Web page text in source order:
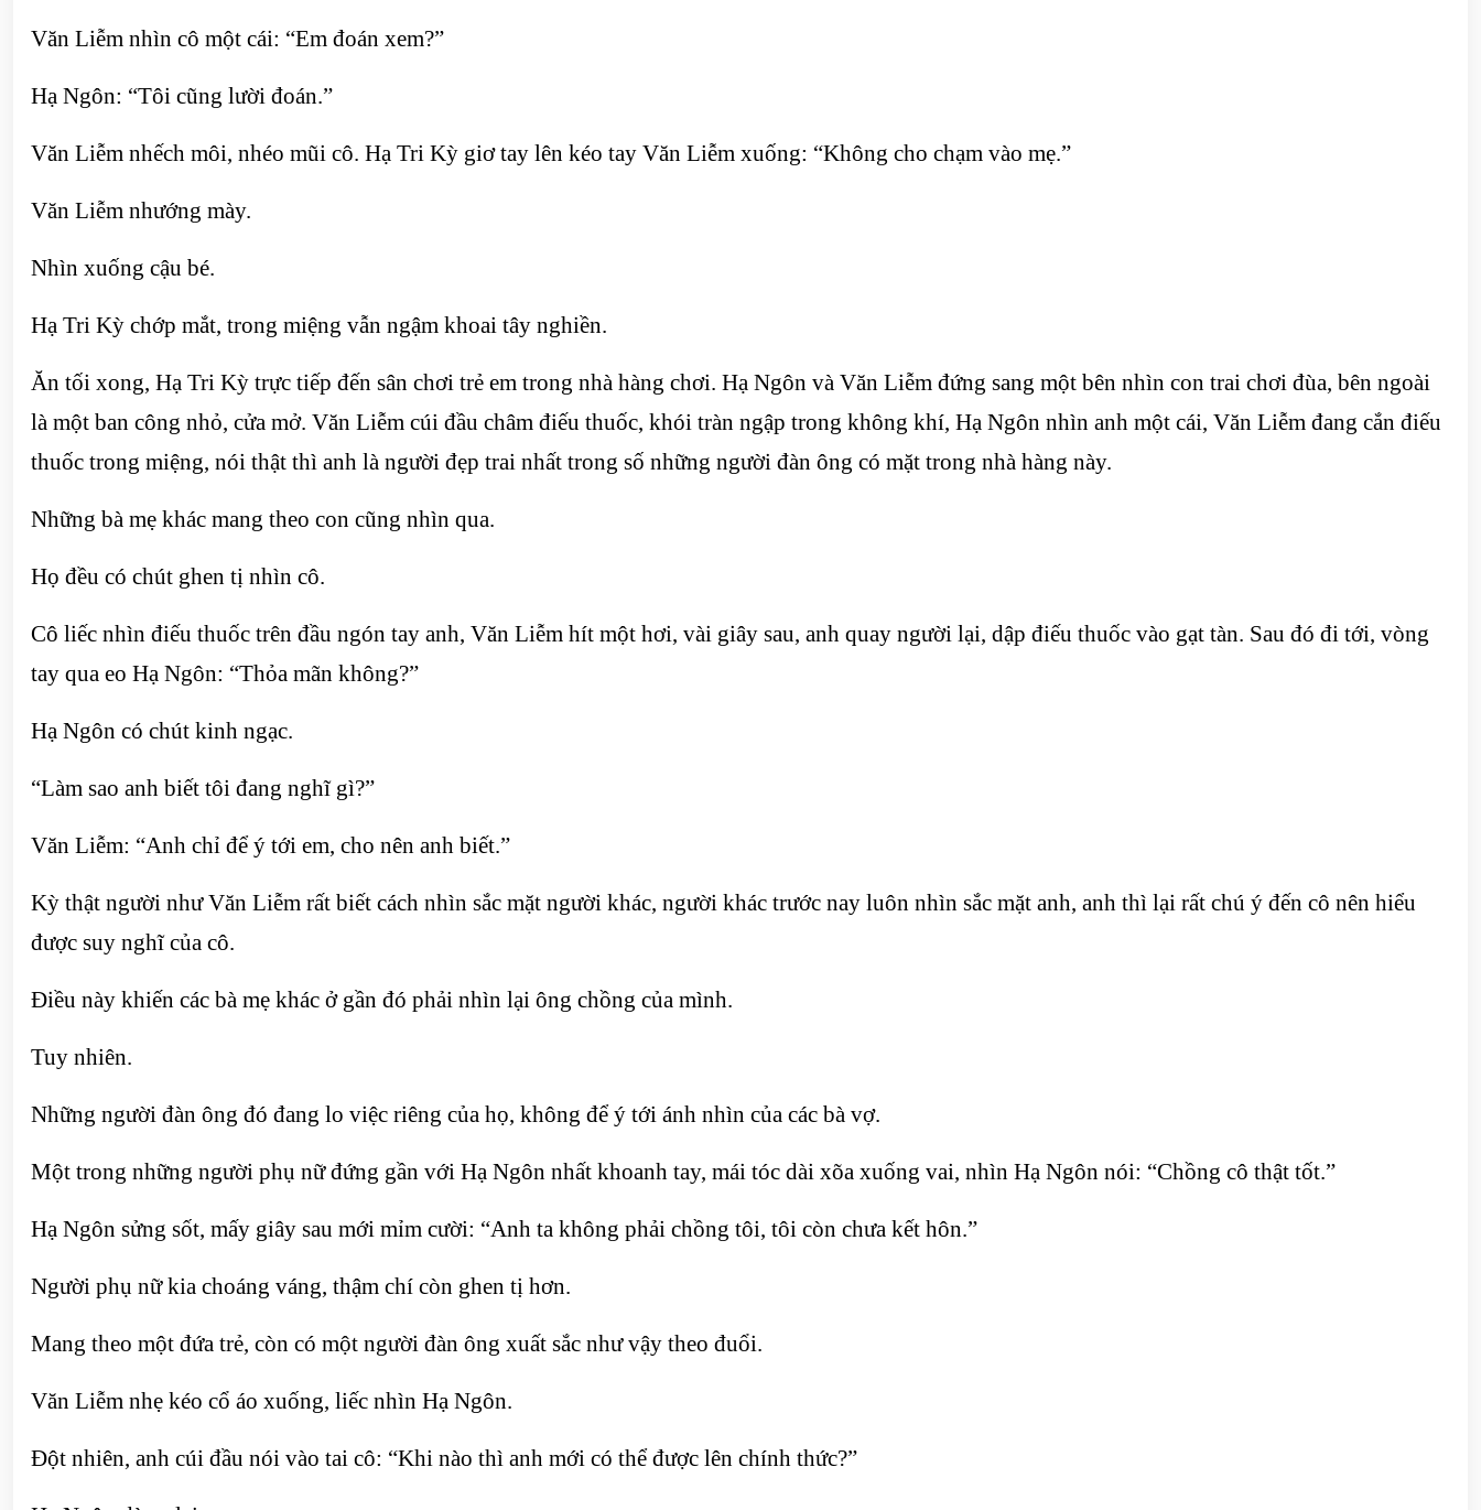
Văn Liễm nhìn cô một cái: “Em đoán xem?”
Hạ Ngôn: “Tôi cũng lười đoán.”
Văn Liễm nhếch môi, nhéo mũi cô. Hạ Tri Kỳ giơ tay lên kéo tay Văn Liễm xuống: “Không cho chạm vào mẹ.”
Văn Liễm nhướng mày.
Nhìn xuống cậu bé.
Hạ Tri Kỳ chớp mắt, trong miệng vẫn ngậm khoai tây nghiền.
Ăn tối xong, Hạ Tri Kỳ trực tiếp đến sân chơi trẻ em trong nhà hàng chơi. Hạ Ngôn và Văn Liễm đứng sang một bên nhìn con trai chơi đùa, bên ngoài
là một ban công nhỏ, cửa mở. Văn Liễm cúi đầu châm điếu thuốc, khói tràn ngập trong không khí, Hạ Ngôn nhìn anh một cái, Văn Liễm đang cắn điếu
thuốc trong miệng, nói thật thì anh là người đẹp trai nhất trong số những người đàn ông có mặt trong nhà hàng này.
Những bà mẹ khác mang theo con cũng nhìn qua.
Họ đều có chút ghen tị nhìn cô.
Cô liếc nhìn điếu thuốc trên đầu ngón tay anh, Văn Liễm hít một hơi, vài giây sau, anh quay người lại, dập điếu thuốc vào gạt tàn. Sau đó đi tới, vòng
tay qua eo Hạ Ngôn: “Thỏa mãn không?”
Hạ Ngôn có chút kinh ngạc.
“Làm sao anh biết tôi đang nghĩ gì?”
Văn Liễm: “Anh chỉ để ý tới em, cho nên anh biết.”
Kỳ thật người như Văn Liễm rất biết cách nhìn sắc mặt người khác, người khác trước nay luôn nhìn sắc mặt anh, anh thì lại rất chú ý đến cô nên hiểu
được suy nghĩ của cô.
Điều này khiến các bà mẹ khác ở gần đó phải nhìn lại ông chồng của mình.
Tuy nhiên.
Những người đàn ông đó đang lo việc riêng của họ, không để ý tới ánh nhìn của các bà vợ.
Một trong những người phụ nữ đứng gần với Hạ Ngôn nhất khoanh tay, mái tóc dài xõa xuống vai, nhìn Hạ Ngôn nói: “Chồng cô thật tốt.”
Hạ Ngôn sửng sốt, mấy giây sau mới mỉm cười: “Anh ta không phải chồng tôi, tôi còn chưa kết hôn.”
Người phụ nữ kia choáng váng, thậm chí còn ghen tị hơn.
Mang theo một đứa trẻ, còn có một người đàn ông xuất sắc như vậy theo đuổi.
Văn Liễm nhẹ kéo cổ áo xuống, liếc nhìn Hạ Ngôn.
Đột nhiên, anh cúi đầu nói vào tai cô: “Khi nào thì anh mới có thể được lên chính thức?”